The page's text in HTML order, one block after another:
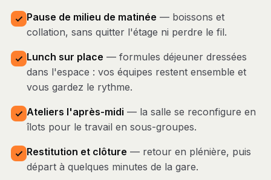
Pause de milieu de matinée — boissons et
collation, sans quitter l'étage ni perdre le fil.
Lunch sur place — formules déjeuner dressées
dans l'espace : vos équipes restent ensemble et
vous gardez le rythme.
Ateliers l'après-midi — la salle se reconfigure en
îlots pour le travail en sous-groupes.
Restitution et clôture — retour en plénière, puis
départ à quelques minutes de la gare.